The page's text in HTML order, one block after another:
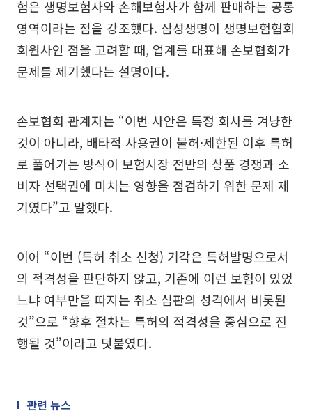
험은 생명보험사와 손해보험사가 함께 판매하는 공통
영역이라는 점을 강조했다. 삼성생명이 생명보험협회
회원사인 점을 고려할 때, 업계를 대표해 손보협회가
문제를 제기했다는 설명이다.
손보협회 관계자는 “이번 사안은 특정 회사를 겨냥한
것이 아니라, 배타적 사용권이 불허·제한된 이후 특허
로 풀어가는 방식이 보험시장 전반의 상품 경쟁과 소
비자 선택권에 미치는 영향을 점검하기 위한 문제 제
기였다”고 말했다.
이어 “이번 (특허 취소 신청) 기각은 특허발명으로서
의 적격성을 판단하지 않고, 기존에 이런 보험이 있었
느냐 여부만을 따지는 취소 심판의 성격에서 비롯된
것”으로 “향후 절차는 특허의 적격성을 중심으로 진
행될 것”이라고 덧붙였다.
관련 뉴스